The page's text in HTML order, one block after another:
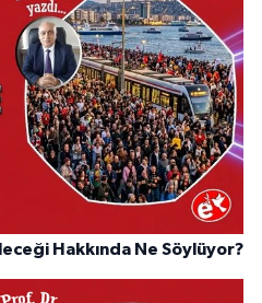
Hakkında Ne Söylüyor?